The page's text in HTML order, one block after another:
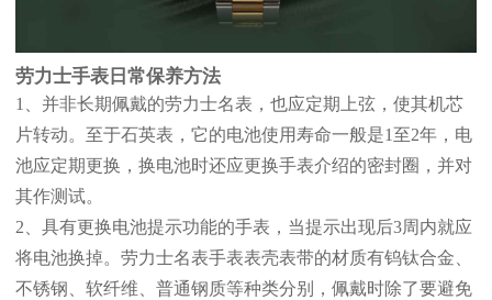
劳力士手表日常保养方法
1、并非长期佩戴的劳力士名表，也应定期上弦，使其机芯
片转动。至于石英表，它的电池使用寿命一般是1至2年，电
池应定期更换，换电池时还应更换手表介绍的密封圈，并对
其作测试。
2、具有更换电池提示功能的手表，当提示出现后3周内就应
将电池换掉。劳力士名表手表表壳表带的材质有钨钛合金、
不锈钢、软纤维、普通钢质等种类分别，佩戴时除了要避免